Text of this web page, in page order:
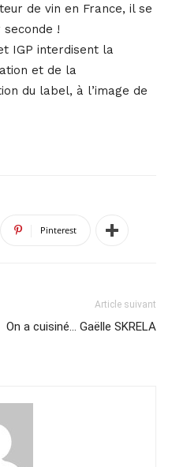
de vin en France, il se
!
IGP interdisent la
et de la
du label, à l’image de
Pinterest
Article suivant
On a cuisiné… Gaëlle SKRELA